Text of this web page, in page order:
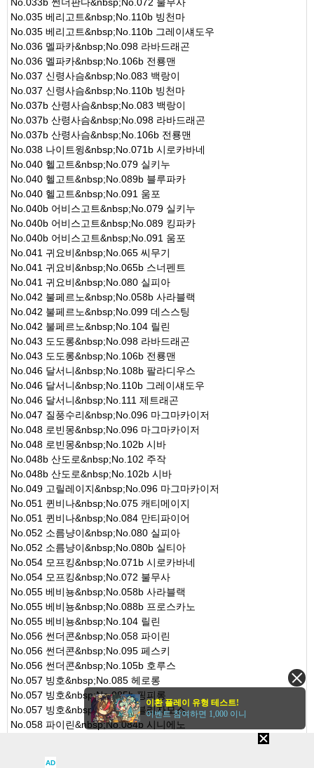
No.033b 썬더판다&nbsp;No.072 불무사
No.035 베리고트&nbsp;No.110b 빙천마
No.035 베리고트&nbsp;No.110b 그레이섀도우
No.036 멜파카&nbsp;No.098 라바드래곤
No.036 멜파카&nbsp;No.106b 전룡맨
No.037 신령사슴&nbsp;No.083 백랑이
No.037 신령사슴&nbsp;No.110b 빙천마
No.037b 산령사슴&nbsp;No.083 백랑이
No.037b 산령사슴&nbsp;No.098 라바드래곤
No.037b 산령사슴&nbsp;No.106b 전룡맨
No.038 나이트윙&nbsp;No.071b 시로카바네
No.040 헬고트&nbsp;No.079 실키누
No.040 헬고트&nbsp;No.089b 블루파카
No.040 헬고트&nbsp;No.091 움포
No.040b 어비스고트&nbsp;No.079 실키누
No.040b 어비스고트&nbsp;No.089 킹파카
No.040b 어비스고트&nbsp;No.091 움포
No.041 귀요비&nbsp;No.065 씨무기
No.041 귀요비&nbsp;No.065b 스너펜트
No.041 귀요비&nbsp;No.080 실피아
No.042 불페르노&nbsp;No.058b 사라블랙
No.042 불페르노&nbsp;No.099 데스스팅
No.042 불페르노&nbsp;No.104 릴린
No.043 도도롱&nbsp;No.098 라바드래곤
No.043 도도롱&nbsp;No.106b 전룡맨
No.046 달서니&nbsp;No.108b 팔라디우스
No.046 달서니&nbsp;No.110b 그레이섀도우
No.046 달서니&nbsp;No.111 제트래곤
No.047 질풍수리&nbsp;No.096 마그마카이저
No.048 로빈몽&nbsp;No.096 마그마카이저
No.048 로빈몽&nbsp;No.102b 시바
No.048b 산도로&nbsp;No.102 주작
No.048b 산도로&nbsp;No.102b 시바
No.049 고릴레이지&nbsp;No.096 마그마카이저
No.051 퀸비나&nbsp;No.075 캐티메이지
No.051 퀸비나&nbsp;No.084 만티파이어
No.052 소름냥이&nbsp;No.080 실피아
No.052 소름냥이&nbsp;No.080b 실티아
No.054 모프킹&nbsp;No.071b 시로카바네
No.054 모프킹&nbsp;No.072 불무사
No.055 베비뇽&nbsp;No.058b 사라블랙
No.055 베비뇽&nbsp;No.088b 프로스카노
No.055 베비뇽&nbsp;No.104 릴린
No.056 썬더콘&nbsp;No.058 파이린
No.056 썬더콘&nbsp;No.095 페스키
No.056 썬더콘&nbsp;No.105b 호루스
No.057 빙호&nbsp;No.085 헤로롱
No.057 빙호&nbsp;No.085b 핑피롱
No.057 빙호&nbsp;No.090b 블리자모스
No.058 파이린&nbsp;No.084b 시니에노
AD
이환 플레이 유형 테스트!
이벤트 참여하면 1,000 이니